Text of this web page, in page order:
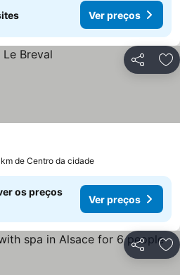
Ver preços
Partilhar
de Centro da cidade
os preços
Ver preços
Partilhar